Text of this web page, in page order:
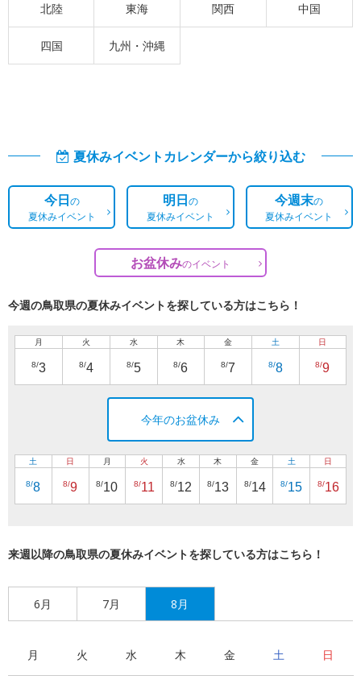
北陸 東海 関西 中国
四国 九州・沖縄
夏休みイベントカレンダーから絞り込む
今日の
夏休みイベント
明日の
夏休みイベント
今週末の
夏休みイベント
お盆休みのイベント
今週の鳥取県の夏休みイベントを探している方はこちら！
月
8/3
火
8/4
水
8/5
木
8/6
金
8/7
土
8/8
日
8/9
今年のお盆休み
土
8/8
日
8/9
月
8/10
火
8/11
水
8/12
木
8/13
金
8/14
土
8/15
日
8/16
来週以降の鳥取県の夏休みイベントを探している方はこちら！
6月 7月 8月
月 火 水 木 金 土 日